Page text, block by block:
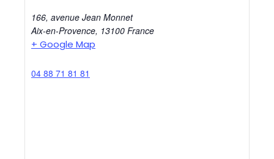
166, avenue Jean Monnet
Aix-en-Provence, 13100 France
+ Google Map
04 88 71 81 81